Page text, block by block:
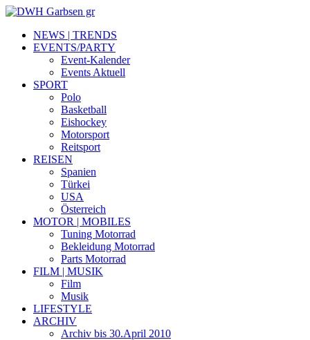
NEWS | TRENDS
EVENTS/PARTY
Event-Kalender
Events Aktuell
SPORT
Polo
Basketball
Eishockey
Motorsport
Reitsport
REISEN
Spanien
Türkei
USA
Österreich
MOTOR | MOBILES
Tuning Motorrad
Bekleidung Motorrad
Parts Motorrad
FILM | MUSIK
Film
Musik
LIFESTYLE
ARCHIV
Archiv bis 30.April 2010